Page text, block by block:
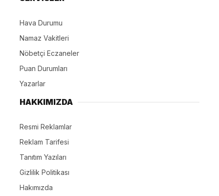
Hava Durumu
Namaz Vakitleri
Nöbetçi Eczaneler
Puan Durumları
Yazarlar
HAKKIMIZDA
Resmi Reklamlar
Reklam Tarifesi
Tanıtım Yazıları
Gizlilik Politikası
Hakımızda